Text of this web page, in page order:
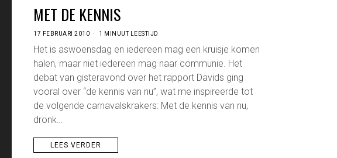
MET DE KENNIS
17 FEBRUARI 2010 1 MINUUT LEESTIJD
Het is aswoensdag en iedereen mag een kruisje komen
halen, maar niet iedereen mag naar communie. Het
debat van gisteravond over het rapport Davids ging
vooral over “de kennis van nu”, wat me inspireerde tot
de volgende carnavalskrakers: Met de kennis van nu,
dronk…
LEES VERDER